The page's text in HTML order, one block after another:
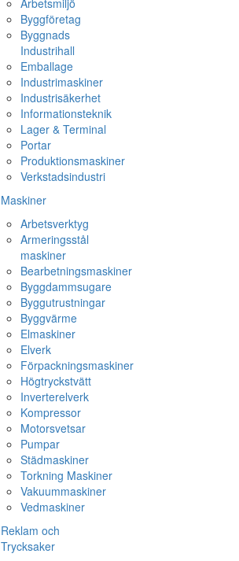
Arbetsmiljö
Byggföretag
Byggnads
Industrihall
Emballage
Industrimaskiner
Industrisäkerhet
Informationsteknik
Lager & Terminal
Portar
Produktionsmaskiner
Verkstadsindustri
Maskiner
Arbetsverktyg
Armeringsstål
maskiner
Bearbetningsmaskiner
Byggdammsugare
Byggutrustningar
Byggvärme
Elmaskiner
Elverk
Förpackningsmaskiner
Högtryckstvätt
Inverterelverk
Kompressor
Motorsvetsar
Pumpar
Städmaskiner
Torkning Maskiner
Vakuummaskiner
Vedmaskiner
Reklam och
Trycksaker